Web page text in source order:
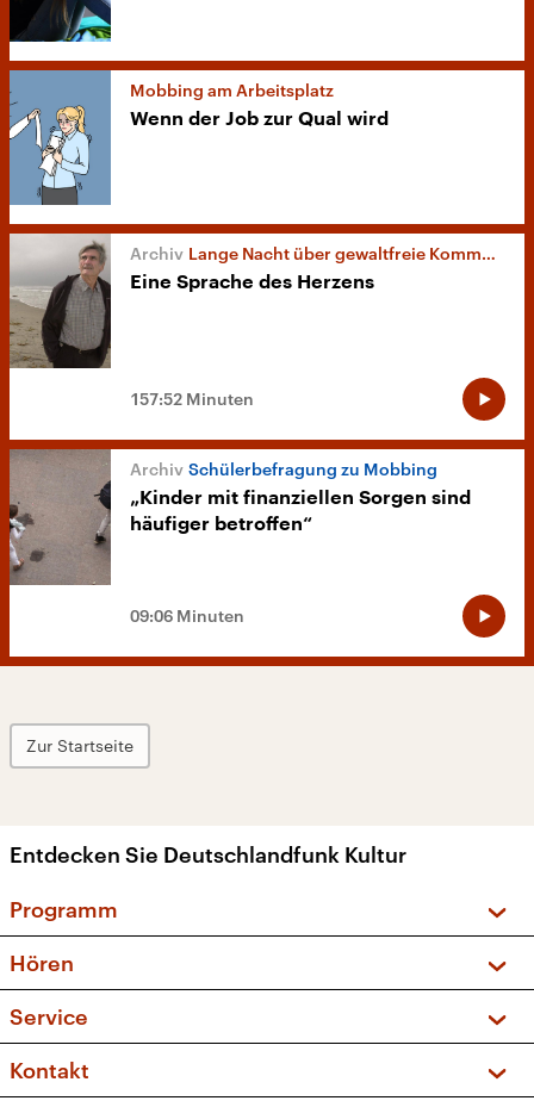
Mobbing am Arbeitsplatz
Wenn der Job zur Qual wird
Lange Nacht über gewaltfreie Kommunikation
Eine Sprache des Herzens
157:52 Minuten
Schülerbefragung zu Mobbing
„Kinder mit finanziellen Sorgen sind
häufiger betroffen“
09:06 Minuten
Zur Startseite
Entdecken Sie Deutschlandfunk Kultur
Programm
Sendungen und Podcasts
Musikliste
Kakadu – Das Kinderprogramm
Hören
Frequenzen (UKW + DAB+)
Service
FAQ
Apps
Kontakt